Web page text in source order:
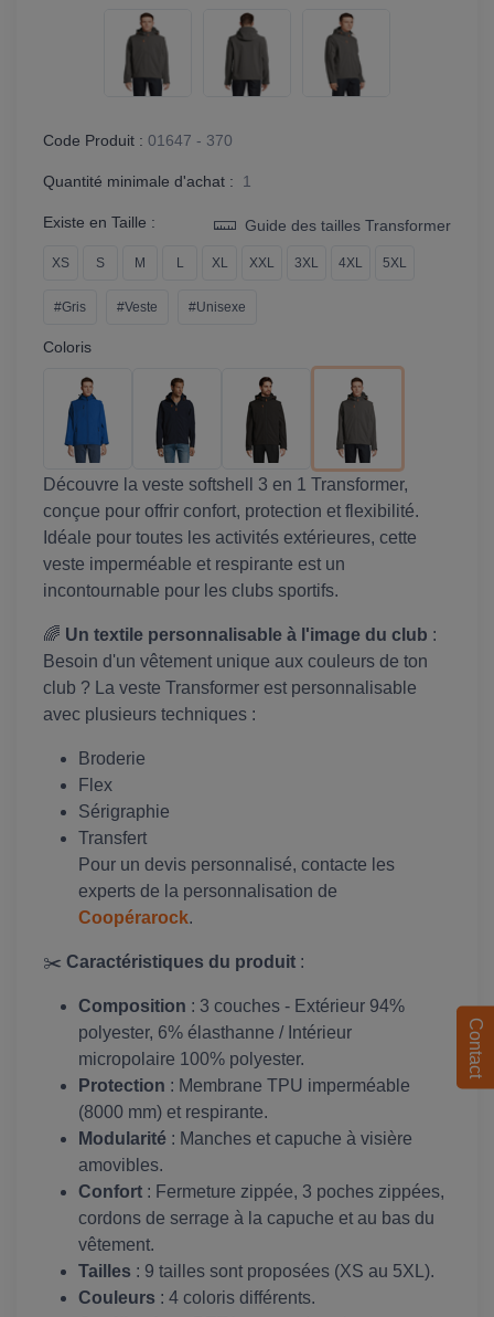
Code Produit : 01647 - 370
Quantité minimale d'achat : 1
Existe en Taille : Guide des tailles Transformer
XS S M L XL XXL 3XL 4XL 5XL
#Gris #Veste #Unisexe
Coloris
Découvre la veste softshell 3 en 1 Transformer,
conçue pour offrir confort, protection et flexibilité.
Idéale pour toutes les activités extérieures, cette
veste imperméable et respirante est un
incontournable pour les clubs sportifs.
🌈 Un textile personnalisable à l'image du club :
Besoin d'un vêtement unique aux couleurs de ton
club ? La veste Transformer est personnalisable
avec plusieurs techniques :
Broderie
Flex
Sérigraphie
Transfert
Pour un devis personnalisé, contacte les
experts de la personnalisation de
Coopérarock.
✂️ Caractéristiques du produit :
Composition : 3 couches - Extérieur 94%
polyester, 6% élasthanne / Intérieur
micropolaire 100% polyester.
Protection : Membrane TPU imperméable
(8000 mm) et respirante.
Modularité : Manches et capuche à visière
amovibles.
Confort : Fermeture zippée, 3 poches zippées,
cordons de serrage à la capuche et au bas du
vêtement.
Tailles : 9 tailles sont proposées (XS au 5XL).
Couleurs : 4 coloris différents.
Contact